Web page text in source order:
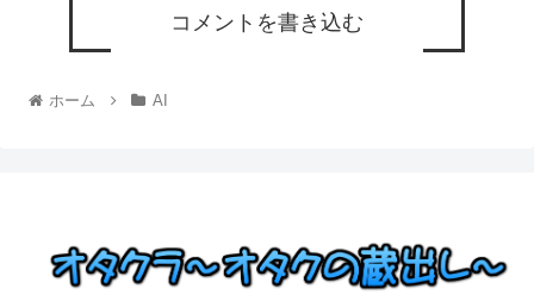
コメントを書き込む
ホーム AI